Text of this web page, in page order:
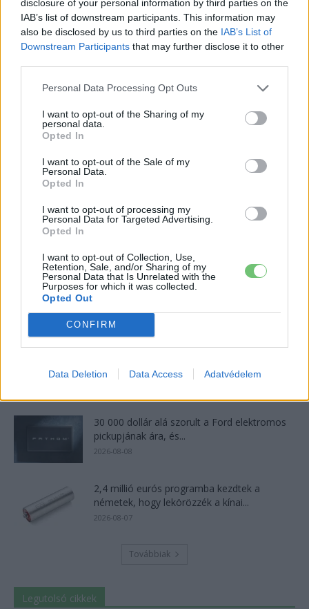
disclosure of your personal information by third parties on the
IAB’s list of downstream participants. This information may
also be disclosed by us to third parties on the IAB’s List of
Downstream Participants that may further disclose it to other
Personal Data Processing Opt Outs
I want to opt-out of the Sharing of my
personal data.
Opted In
I want to opt-out of the Sale of my
Personal Data.
Opted In
I want to opt-out of processing my
Personal Data for Targeted Advertising.
Opted In
I want to opt-out of Collection, Use,
Retention, Sale, and/or Sharing of my
Personal Data that Is Unrelated with the
Purposes for which it was collected.
Opted Out
CONFIRM
Data Deletion Data Access Adatvédelem
Tesla: visszatért a régi árazás a magyar
Supercharger-hálózaton
2026-08-08
A BYD hat szabadalommal készül a 2027-es
2026-08-08
25 százalékkal sűrűbb energiát rejt az
európai szilárdtest-akkumulátor
150 milliárd eurót bukhat Európa, ha nem
2026-08-07
Hivatalos papírokban bukkant fel a Smart #2
2026-08-08
elindult a BMW i3 sorozatgyártása
30 000 dollár alá szorult a Ford elektromos
pickupjának ára, és...
2026-08-08
2,4 millió eurós programba kezdtek a
németek, hogy lekörözzék a kínai...
2026-08-07
Továbbiak
Legutolsó cikkek